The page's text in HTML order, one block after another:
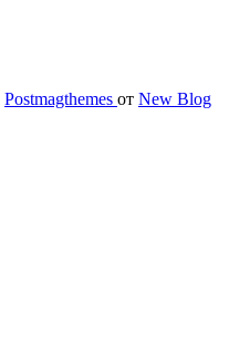
Postmagthemes от New Blog